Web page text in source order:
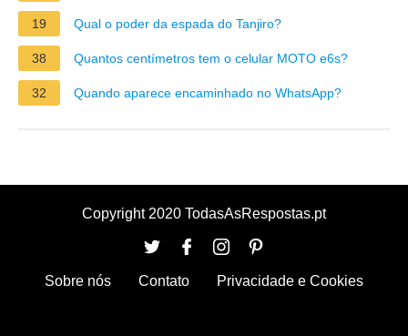
19 Qual o poder da espada do Tanjiro?
38 Quantos centímetros tem o celular MOTO e6s?
32 Quando aparece encaminhado no WhatsApp?
Copyright 2020 TodasAsRespostas.pt
Sobre nós Contato Privacidade e Cookies